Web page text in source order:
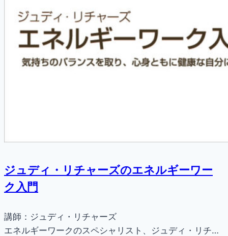
ジュディ・リチャーズのエネルギーワー
ク入門
講師：ジュディ・リチャーズ
エネルギーワークのスペシャリスト、ジュディ・リチ…